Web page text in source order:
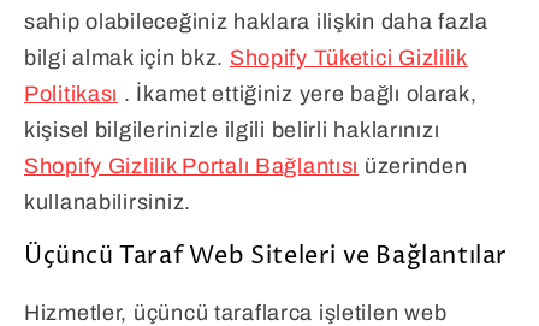
sahip olabileceğiniz haklara ilişkin daha fazla
bilgi almak için bkz. Shopify Tüketici Gizlilik
Politikası . İkamet ettiğiniz yere bağlı olarak,
kişisel bilgilerinizle ilgili belirli haklarınızı
Shopify Gizlilik Portalı Bağlantısı üzerinden
kullanabilirsiniz.
Üçüncü Taraf Web Siteleri ve Bağlantılar
Hizmetler, üçüncü taraflarca işletilen web